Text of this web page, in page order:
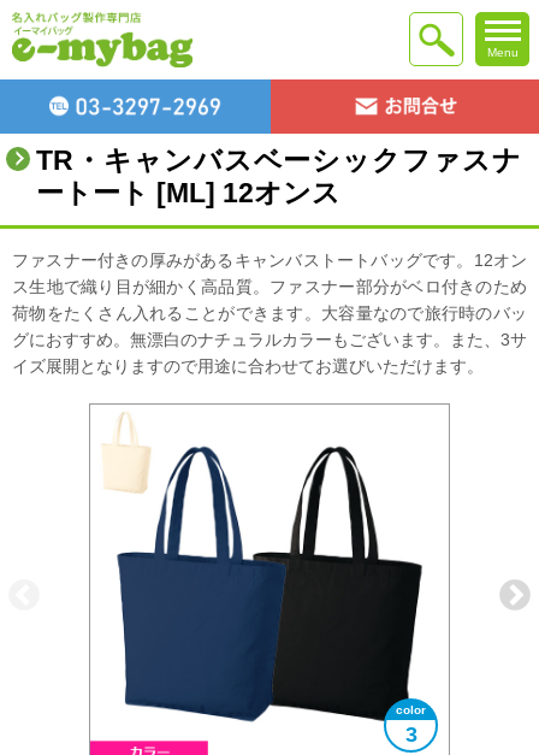
Menu
TR・キャンバスベーシックファスナ
ートート [ML] 12オンス
ファスナー付きの厚みがあるキャンバストートバッグです。12オン
ス生地で織り目が細かく高品質。ファスナー部分がベロ付きのため
荷物をたくさん入れることができます。大容量なので旅行時のバッ
グにおすすめ。無漂白のナチュラルカラーもございます。また、3サ
イズ展開となりますので用途に合わせてお選びいただけます。
3